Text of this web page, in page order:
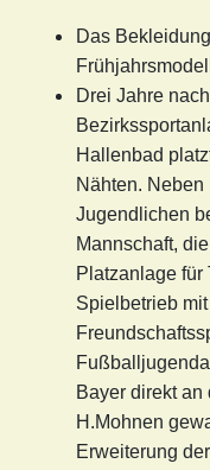
Das
Drei Jahre
Hallenbad
Nähten.
Jugendlichen
Mannschaft,
Platzanlage für
Spielbetrieb
Bayer direkt an
H.Mohnen
Erweiterung